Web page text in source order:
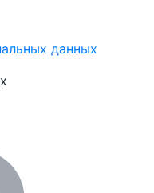
данных